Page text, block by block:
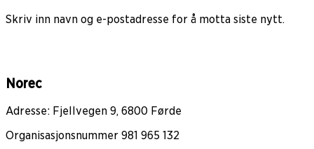
Skriv inn navn og e-postadresse for å motta siste nytt.
Norec
Adresse: Fjellvegen 9, 6800 Førde
Organisasjonsnummer 981 965 132